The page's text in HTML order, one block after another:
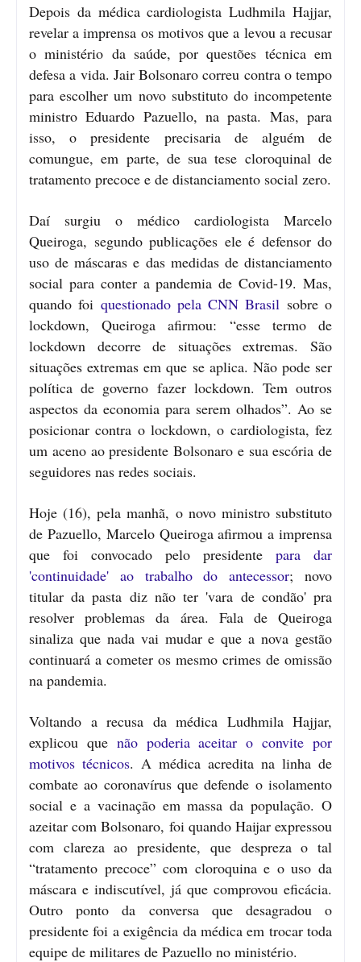
Depois da médica cardiologista Ludhmila Hajjar,
revelar a imprensa os motivos que a levou a recusar
o ministério da saúde, por questões técnica em
defesa a vida. Jair Bolsonaro correu contra o tempo
para escolher um novo substituto do incompetente
ministro Eduardo Pazuello, na pasta. Mas, para
isso, o presidente precisaria de alguém de
comungue, em parte, de sua tese cloroquinal de
tratamento precoce e de distanciamento social zero.
Daí surgiu o médico cardiologista Marcelo
Queiroga, segundo publicações ele é defensor do
uso de máscaras e das medidas de distanciamento
social para conter a pandemia de Covid-19. Mas,
quando foi questionado pela CNN Brasil sobre o
lockdown, Queiroga afirmou: “esse termo de
lockdown decorre de situações extremas. São
situações extremas em que se aplica. Não pode ser
política de governo fazer lockdown. Tem outros
aspectos da economia para serem olhados”. Ao se
posicionar contra o lockdown, o cardiologista, fez
um aceno ao presidente Bolsonaro e sua escória de
seguidores nas redes sociais.
Hoje (16), pela manhã, o novo ministro substituto
de Pazuello, Marcelo Queiroga afirmou a imprensa
que foi convocado pelo presidente para dar
'continuidade' ao trabalho do antecessor; novo
titular da pasta diz não ter 'vara de condão' pra
resolver problemas da área. Fala de Queiroga
sinaliza que nada vai mudar e que a nova gestão
continuará a cometer os mesmo crimes de omissão
na pandemia.
Voltando a recusa da médica Ludhmila Hajjar,
explicou que não poderia aceitar o convite por
motivos técnicos. A médica acredita na linha de
combate ao coronavírus que defende o isolamento
social e a vacinação em massa da população. O
azeitar com Bolsonaro, foi quando Haijar expressou
com clareza ao presidente, que despreza o tal
“tratamento precoce” com cloroquina e o uso da
máscara e indiscutível, já que comprovou eficácia.
Outro ponto da conversa que desagradou o
presidente foi a exigência da médica em trocar toda
equipe de militares de Pazuello no ministério.